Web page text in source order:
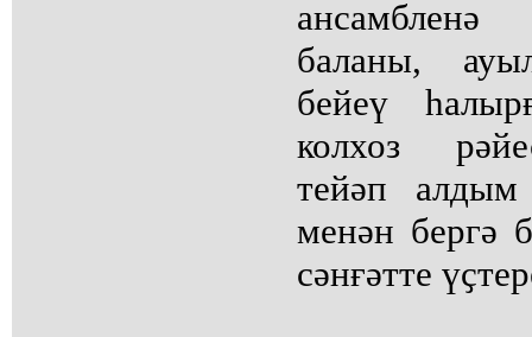
баланы,
бейеү
колхоз
тейәп
менән бергә
сәнғәтте